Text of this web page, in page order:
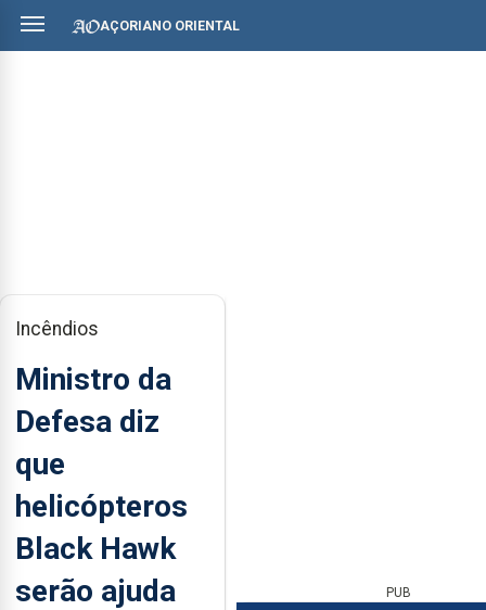
AÇORIANO ORIENTAL
Incêndios
Ministro da
Defesa diz
que
helicópteros
Black Hawk
serão ajuda
PUB